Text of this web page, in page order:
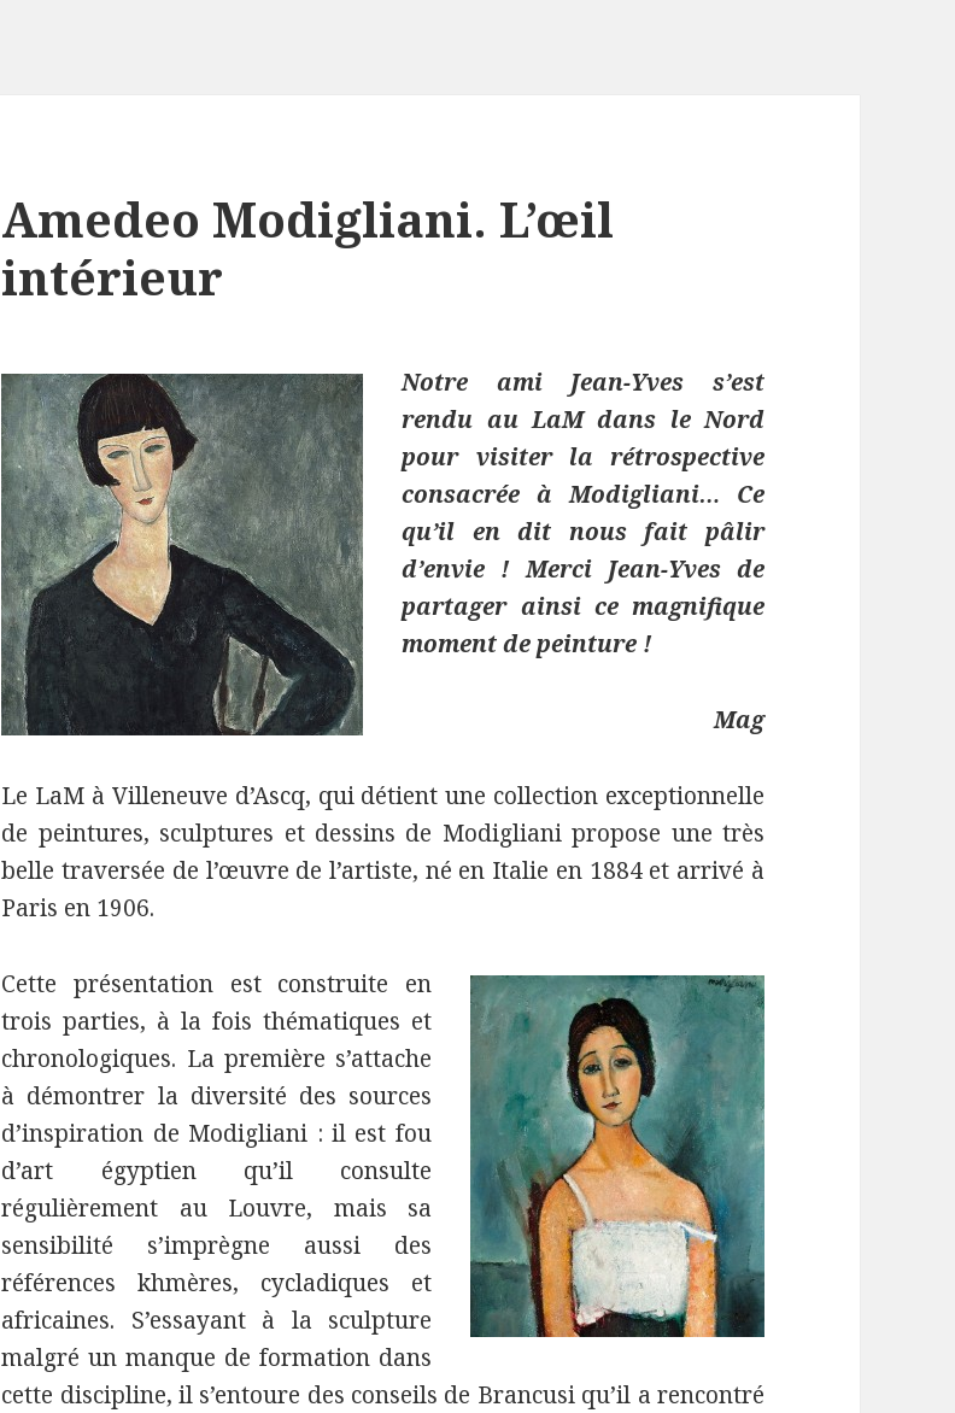
Amedeo Modigliani. L’œil
intérieur
Notre ami Jean-Yves s’est
rendu au LaM dans le Nord
pour visiter la rétrospective
consacrée à Modigliani… Ce
qu’il en dit nous fait pâlir
d’envie ! Merci Jean-Yves de
partager ainsi ce magnifique
moment de peinture !
Mag
Le LaM à Villeneuve d’Ascq, qui détient une collection exceptionnelle
de peintures, sculptures et dessins de Modigliani propose une très
belle traversée de l’œuvre de l’artiste, né en Italie en 1884 et arrivé à
Paris en 1906.
Cette présentation est construite en
trois parties, à la fois thématiques et
chronologiques. La première s’attache
à démontrer la diversité des sources
d’inspiration de Modigliani : il est fou
d’art égyptien qu’il consulte
régulièrement au Louvre, mais sa
sensibilité s’imprègne aussi des
références khmères, cycladiques et
africaines. S’essayant à la sculpture
malgré un manque de formation dans
cette discipline, il s’entoure des conseils de Brancusi qu’il a rencontré